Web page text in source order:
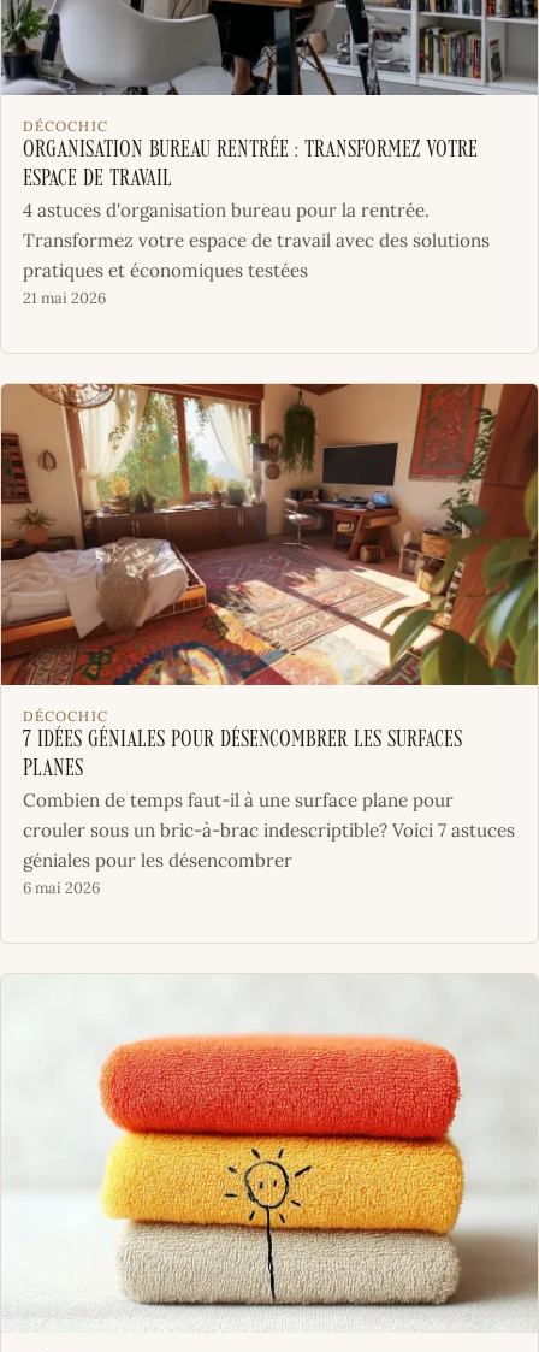
DÉCOCHIC
Organisation bureau rentrée : transformez votre
espace de travail
4 astuces d'organisation bureau pour la rentrée.
Transformez votre espace de travail avec des solutions
pratiques et économiques testées
21 mai 2026
DÉCOCHIC
7 idées géniales pour désencombrer les surfaces
planes
Combien de temps faut-il à une surface plane pour
crouler sous un bric-à-brac indescriptible? Voici 7 astuces
géniales pour les désencombrer
6 mai 2026